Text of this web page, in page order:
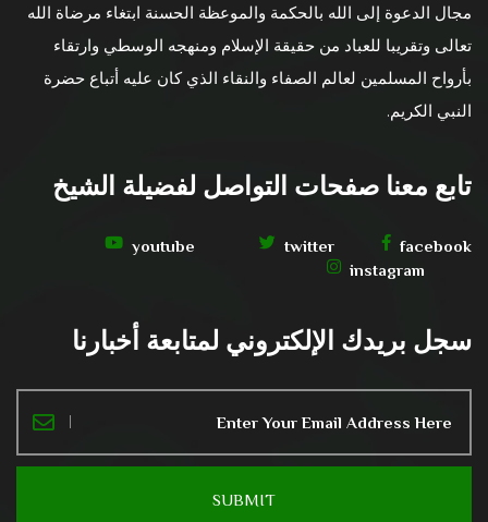
مجال الدعوة إلى الله بالحكمة والموعظة الحسنة ابتغاء مرضاة الله
تعالى وتقريبا للعباد من حقيقة الإسلام ومنهجه الوسطي وارتقاء
بأرواح المسلمين لعالم الصفاء والنقاء الذي كان عليه أتباع حضرة
النبي الكريم.
تابع معنا صفحات التواصل لفضيلة الشيخ
facebook
twitter
youtube
instagram
سجل بريدك الإلكتروني لمتابعة أخبارنا